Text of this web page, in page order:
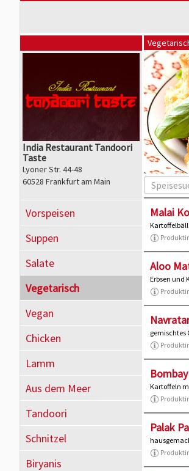
India Restaurant Tandoori
Taste
Lyoner Str. 44-48
60528 Frankfurt am Main
Vorspeisen
Suppen
Salate
Vegetarisch
Vegan
Chicken
Lamm
Aus dem Meer
Tandoori
Schnitzel
Biryanis
Malai
Aloo
Erbsen und
gemischtes
Kartoffeln
Palak